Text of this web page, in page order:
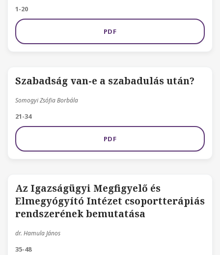
1-20
PDF
Szabadság van-e a szabadulás után?
Somogyi Zsófia Borbála
21-34
PDF
Az Igazságügyi Megfigyelő és
Elmegyógyító Intézet csoportterápiás
rendszerének bemutatása
dr. Hamula János
35-48